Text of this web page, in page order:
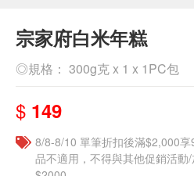
宗家府白米年糕
◎規格： 300g克 x 1 x 1PC包
$ 149
8/8-8/10 單筆折扣後滿$2,000
品不適用，不得與其他促銷活